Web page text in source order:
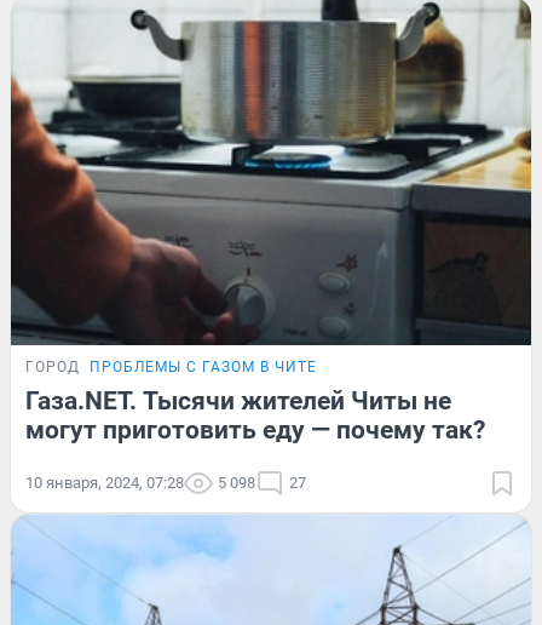
ГОРОД ПРОБЛЕМЫ С ГАЗОМ В ЧИТЕ
Газа.NET. Тысячи жителей Читы не
могут приготовить еду — почему так?
10 января, 2024, 07:28 5 098 27